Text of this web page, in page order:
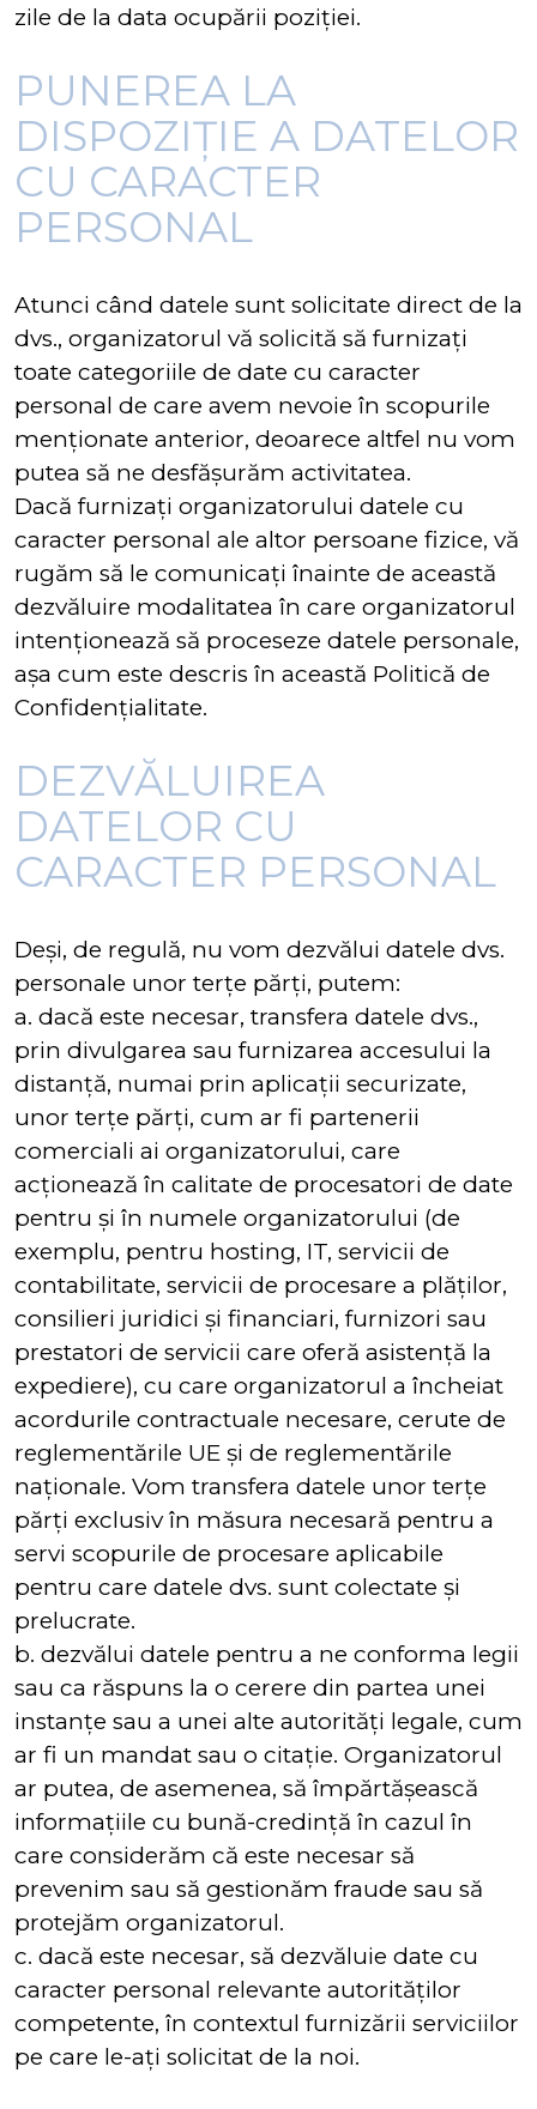
zile de la data ocupării poziției.
PUNEREA LA
DISPOZIȚIE A DATELOR
CU CARACTER
PERSONAL
Atunci când datele sunt solicitate direct de la
dvs., organizatorul vă solicită să furnizați
toate categoriile de date cu caracter
personal de care avem nevoie în scopurile
menționate anterior, deoarece altfel nu vom
putea să ne desfășurăm activitatea.
Dacă furnizați organizatorului datele cu
caracter personal ale altor persoane fizice, vă
rugăm să le comunicați înainte de această
dezvăluire modalitatea în care organizatorul
intenționează să proceseze datele personale,
așa cum este descris în această Politică de
Confidențialitate.
DEZVĂLUIREA
DATELOR CU
CARACTER PERSONAL
Deși, de regulă, nu vom dezvălui datele dvs.
personale unor terțe părți, putem:
a. dacă este necesar, transfera datele dvs.,
prin divulgarea sau furnizarea accesului la
distanță, numai prin aplicații securizate,
unor terțe părți, cum ar fi partenerii
comerciali ai organizatorului, care
acționează în calitate de procesatori de date
pentru și în numele organizatorului (de
exemplu, pentru hosting, IT, servicii de
contabilitate, servicii de procesare a plăților,
consilieri juridici și financiari, furnizori sau
prestatori de servicii care oferă asistență la
expediere), cu care organizatorul a încheiat
acordurile contractuale necesare, cerute de
reglementările UE și de reglementările
naționale. Vom transfera datele unor terțe
părți exclusiv în măsura necesară pentru a
servi scopurile de procesare aplicabile
pentru care datele dvs. sunt colectate și
prelucrate.
b. dezvălui datele pentru a ne conforma legii
sau ca răspuns la o cerere din partea unei
instanțe sau a unei alte autorități legale, cum
ar fi un mandat sau o citație. Organizatorul
ar putea, de asemenea, să împărtășească
informațiile cu bună-credință în cazul în
care considerăm că este necesar să
prevenim sau să gestionăm fraude sau să
protejăm organizatorul.
c. dacă este necesar, să dezvăluie date cu
caracter personal relevante autorităților
competente, în contextul furnizării serviciilor
pe care le-ați solicitat de la noi.